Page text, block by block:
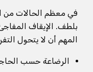
في معظم الحالات من
بلطف. الإيقاف
المهم أن لا يتحول
الرضاعة حسب